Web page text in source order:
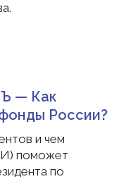
— Как
России?
и чем
поможет
по